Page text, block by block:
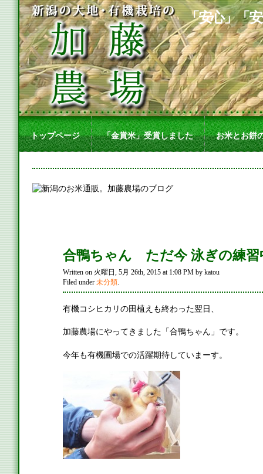
「安心」「
トップページ 「金賞米」受賞しました お米とお餅
合鴨ちゃん ただ今 泳ぎの練習
Written on 火曜日, 5月 26th, 2015 at 1:08 PM by katou
Filed under 未分類.
有機コシヒカリの田植えも終わった翌日、
加藤農場にやってきました「合鴨ちゃん」です。
今年も有機圃場での活躍期待していまーす。